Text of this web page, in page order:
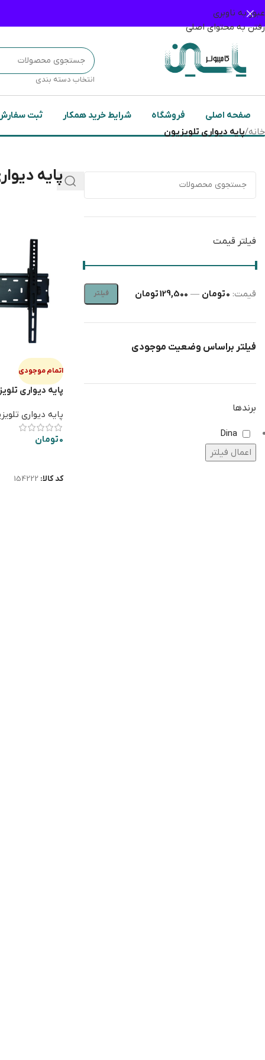
عبور به ناوبری
رفتن به محتوای اصلی
انتخاب دسته بندی
صفحه اصلی فروشگاه شرایط خرید همکار ثبت
خانه/پایه دیواری تلویزیون
فیلتر قیمت
فیلتر قیمت: 0 تومان — 129,500 تومان
فیلتر براساس وضعیت موجودی
برندها
Dina
اعمال فیلتر
پایه
اتمام موجودی
پایه دیواری
0تومان
کد کالا: 154222